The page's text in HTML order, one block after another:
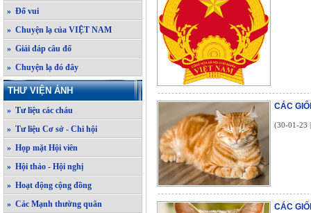
» Đố vui
» Chuyện lạ của VIỆT NAM
» Giải đáp câu đố
» Chuyện lạ đó đây
THƯ VIỆN ẢNH
» Tư liệu các cháu
» Tư liệu Cơ sở - Chi hội
» Họp mặt Hội viên
» Hội thảo - Hội nghị
» Hoạt động cộng đồng
» Các Mạnh thường quân
CÁC
(30-01-23
CÁC